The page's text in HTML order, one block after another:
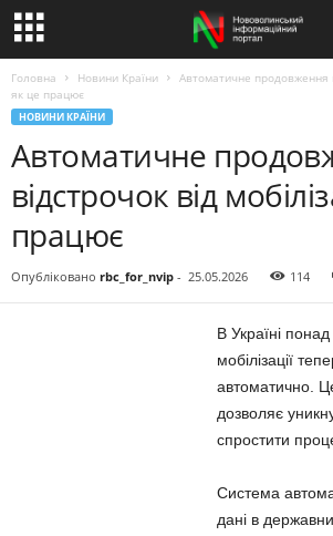
Головна Новини Країни
Автоматичне продовження
як це працює
НОВИНИ КРАЇНИ
Автоматичне
відстрочок від
працює
Опубліковано rbc_for_nvip - 25.05.2026 114
В Україні понад
мобілізації
автоматично.
дозволяє
спростити
Система
дані в